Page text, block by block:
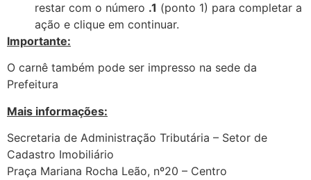
restar com o número .1 (ponto 1) para completar a
ação e clique em continuar.
Importante:
O carnê também pode ser impresso na sede da
Prefeitura
Mais informações:
Secretaria de Administração Tributária – Setor de
Cadastro Imobiliário
Praça Mariana Rocha Leão, nº20 – Centro